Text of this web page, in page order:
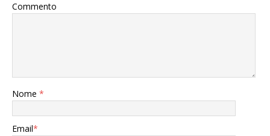
Commento
Nome *
Email*